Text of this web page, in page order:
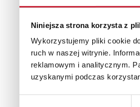
Niniejsza strona korzysta z
Wykorzystujemy pliki cookie
ruch w naszej witrynie.
reklamowym i analitycznym.
uzyskanymi podczas